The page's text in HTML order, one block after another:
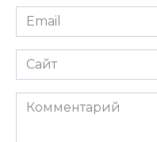
Email
*
Сайт
Комментарий